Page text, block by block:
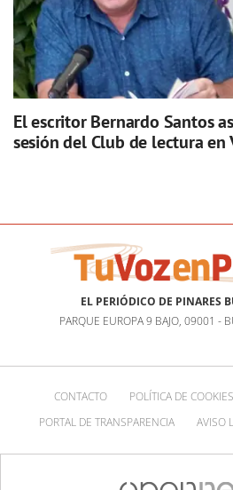
El escritor Bernardo Santos
sesión del Club de lectura en
EL PERIÓDICO DE PINARES
PARQUE EUROPA 9 BAJO, 09001 -
CONTACTO POLÍTICA DE COOKIES
PORTAL DE TRANSPARENCIA
AVISO